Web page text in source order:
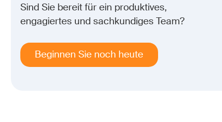
Sind Sie bereit für ein produktives,
engagiertes und sachkundiges Team?
Beginnen Sie noch heute